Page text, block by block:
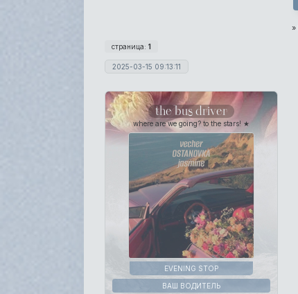
»
страница: 1
2025-03-15 09:13:11
the bus driver
where are we going? to the stars! ★
EVENING STOP
ВАШ ВОДИТЕЛЬ